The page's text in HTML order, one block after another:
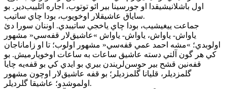
اول باشلانيشيقدا او جورسينا بير ائو توتوب، اجاره ائلييب‌دير. بو
ساياق عاشيقلار اوخويوب، بودا چاي ساتيب.
جماعت ييغيشيب، بودا چاي ياخجي ساتيبدي. اوننان سورا دئ
ياواش- ياواش، ياواش- ياواش »عاشيق‌لار قفه‌سي« مشهور
اولوبدي؛ »مشه احمد عمي قفه‌سي« مشهور اولوب؛ تا او زاماناجان
کي هر گون آلتي دسته عاشيق ساعات به ساعات اوخويارميش. بو
قفه‌نين قشح بير حوسن‌لريندن بيري بو ايدي کي بو قفه‌يه چايا
گلمزديلر، قليانا گلمزديلر؛ بو قفه عاشيق‌لار اوچون مشهور
اولموشدو؛ عاشيقا گلرديلر.